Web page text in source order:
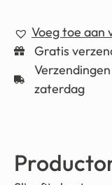
Voeg toe aan
Gratis
zaterdag